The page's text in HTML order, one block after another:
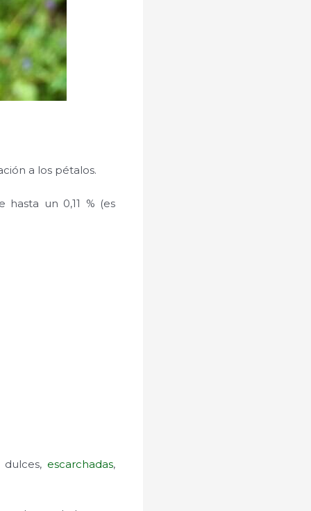
a los pétalos.
hasta un 0,11 % (es
escarchadas,